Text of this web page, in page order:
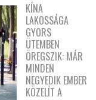
KÍNA
LAKOSSÁGA
GYORS
ÜTEMBEN
ÖREGSZIK: MÁR
MINDEN
NEGYEDIK EMBER
KÖZELÍT A